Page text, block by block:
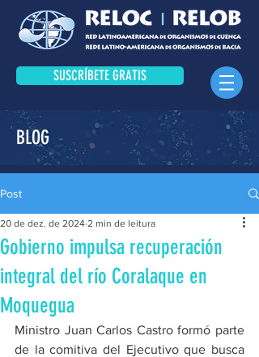
SUSCRÍBETE GRATIS
BLOG
Post
Gobierno impulsa recuperación
integral del río Coralaque en
Moquegua
20 de dez. de 2024 2 min de leitura
Ministro Juan Carlos Castro formó parte
de la comitiva del Ejecutivo que busca